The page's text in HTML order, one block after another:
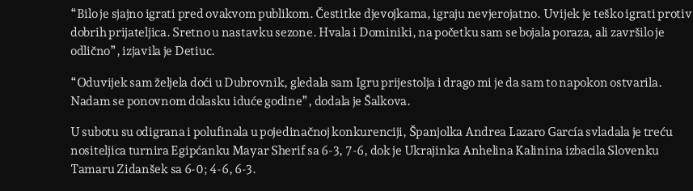
“Bilo je sjajno igrati pred ovakvom publikom. Čestitke djevojkama, igraju nevjerojatno. Uvijek je teško igrati protiv
dobrih prijateljica. Sretno u nastavku sezone. Hvala i Dominiki, na početku sam se bojala poraza, ali završilo je
odlično”, izjavila je Detiuc.
“Oduvijek sam željela doći u Dubrovnik, gledala sam Igru prijestolja i drago mi je da sam to napokon ostvarila.
Nadam se ponovnom dolasku iduće godine”, dodala je Šalkova.
U subotu su odigrana i polufinala u pojedinačnoj konkurenciji, Španjolka Andrea Lazaro García svladala je treću
nositeljica turnira Egipćanku Mayar Sherif sa 6-3, 7-6, dok je Ukrajinka Anhelina Kalinina izbacila Slovenku
Tamaru Zidanšek sa 6-0; 4-6, 6-3.